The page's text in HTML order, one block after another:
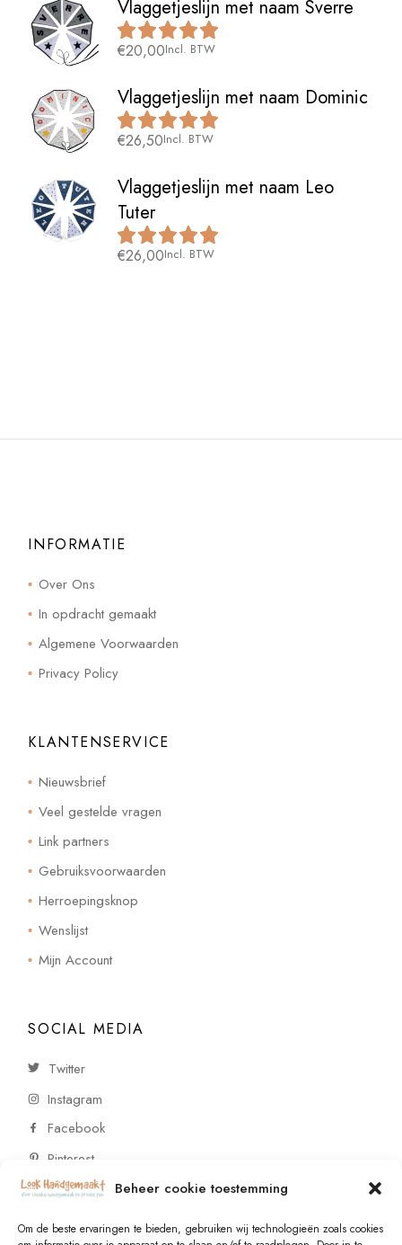
Beheer cookie toestemming
Om de beste ervaringen te bieden, gebruiken wij technologieën zoals cookies
Vlaggetjeslijn met naam Sverre
€20,00Incl. BTW
Vlaggetjeslijn met naam Dominic
€26,50Incl. BTW
Vlaggetjeslijn met naam Leo
Tuter
€26,00Incl. BTW
INFORMATIE
Over Ons
In opdracht gemaakt
Algemene Voorwaarden
Privacy Policy
KLANTENSERVICE
Nieuwsbrief
Veel gestelde vragen
Link partners
Gebruiksvoorwaarden
Herroepingsknop
Wenslijst
Mijn Account
SOCIAL MEDIA
Twitter
Instagram
Facebook
Pinterest
CONTACT